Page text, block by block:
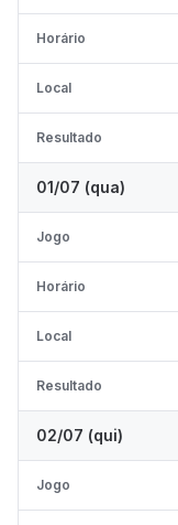
Horário
Local
Resultado
01/07 (qua)
Jogo
Horário
Local
Resultado
02/07 (qui)
Jogo